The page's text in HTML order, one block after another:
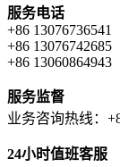
服务电话
+86 13076736541
+86 13076742685
+86 13060864943
服务监督
业务咨询热线：
24小时值班客服